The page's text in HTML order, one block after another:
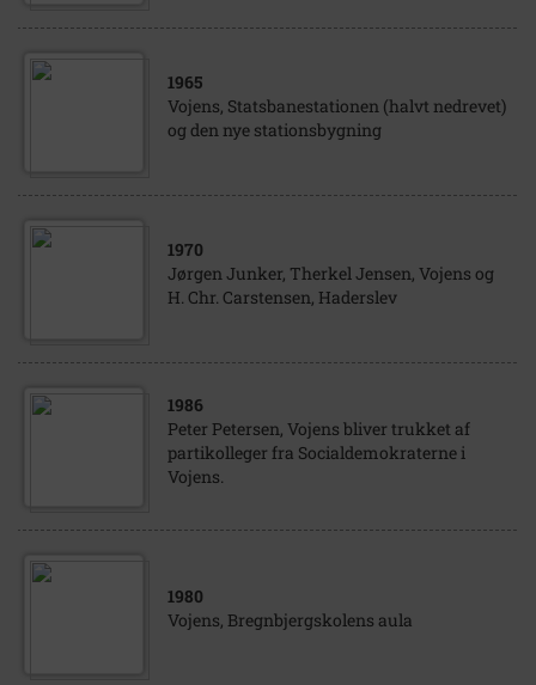
1965
Vojens, Statsbanestationen (halvt nedrevet)
og den nye stationsbygning
1970
Jørgen Junker, Therkel Jensen, Vojens og
H. Chr. Carstensen, Haderslev
1986
Peter Petersen, Vojens bliver trukket af
partikolleger fra Socialdemokraterne i
Vojens.
1980
Vojens, Bregnbjergskolens aula